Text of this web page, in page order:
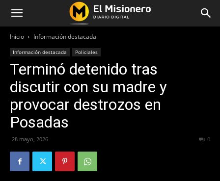
Inicio Información destacada
Información destacada Policiales
Terminó detenido tras
discutir con su madre y
provocar destrozos en
Posadas
28 mayo, 2026 0